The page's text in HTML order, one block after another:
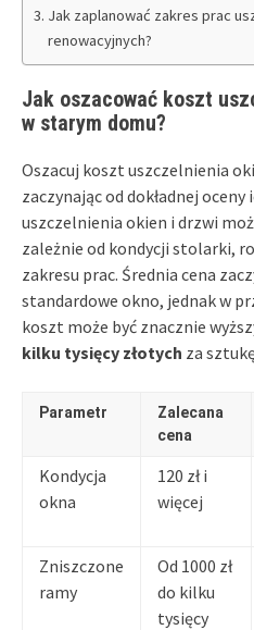
Jak zaplanować zakres prac
renowacyjnych?
Jak oszacować koszt
w starym domu?
Oszacuj koszt uszczelnienia
zaczynając od dokładnej
uszczelnienia okien i drzwi
zależnie od kondycji stolarki,
zakresu prac. Średnia cena
standardowe okno, jednak w
koszt może być znacznie
kilku tysięcy złotych za
Parametr
Zalecana
cena
Kondycja
okna
120 zł i
więcej
Zniszczone
ramy
Od 1000 zł
do kilku
tysięcy